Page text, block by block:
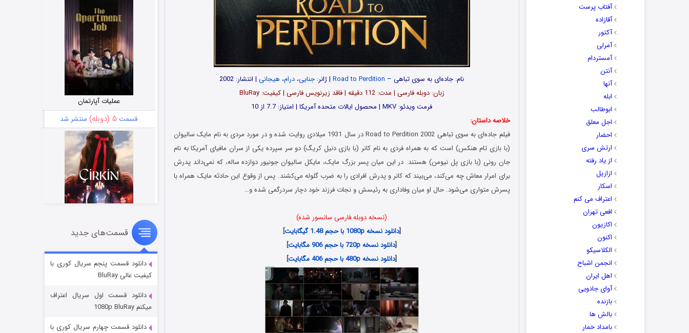
آفتاب پرست
آقازاده
آکتور
آمرلی
آمستردام
آنتن
آنها
ابله
ابوطالب
اجل معلق
احضار
ارتش سری
از یاد رفته
ازازیل
اسکار
اعتراف می کنم
افعی تهران
اکازیون
اکنون
الکلاسیکو
انجمن اشباح
اهل ایران
آوای جادویی
بازنده
بالش ها
بامداد خمار
نام: جاده‌ای به سوی تباهی – Road to Perdition| ژانر: جنایی، درام، هیجانی| انتشار: 2002
زبان: دوبله فارسی | مدت‌: 112 دقیقه | فاقد زیرنویس فارسی | کیفیت: BluRay
فرمت ویدئو: MKV | محصول ایالات متحده آمریکا | امتیاز: 7.7 از 10
خلاصه داستان:
فیلم جاده‌ای به سوی تباهی Road to Perdition 2002 در سال 1931 میلادی روایت شده و در مورد مردی به نام مایک سالیوان
(با بازی تام هنکس) است که به همراه فردی به نام کانر (با بازی دنیل کریگ) دو سر سپرده یکی از سران مافیای آمریکا به نام
جان رونی (با بازی پل نیومن) هستند. در این میان پسر بزرگ مایک، مایکل سالیوان جونیور دوازده ساله، که نمی‌داند پدرش
برای امرار معاش چه می‌کند، می‌بیند که کانر و پدرش افرادی را به ضرب گلوله می‌کشند. پس از وقوع این حادثه مایک همراه با
پسرش متواری می‌شود. حال او میان وفاداری به رئیسش و نجات فرزند خود دچار سردرگمی شده و…
(نسخه دوبله فارسی سانسور شده)
[دانلود نسخه 1080p با حجم 1.48 گیگابایت
]
[دانلود نسخه 720p با حجم 906 مگابایت
]
[دانلود نسخه 480p با حجم 406 مگابایت ]
عملیات آپارتمان
قسمت ۵ (دوبله) منتشر شد
سریال زشت
قسمت۲ (زیرنویس) منتشر شد
قسمت‌های جدید
دانلود قسمت پنجم سریال کوری با
کیفیت عالی BluRay
دانلود قسمت اول سریال اعتراف
میکنم 1080p BluRay
دانلود قسمت چهارم سریال کوری با